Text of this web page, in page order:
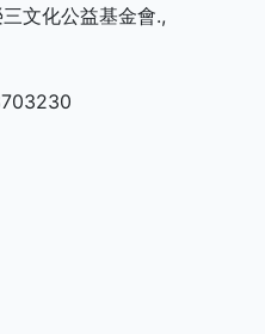
文化公益基金會.,